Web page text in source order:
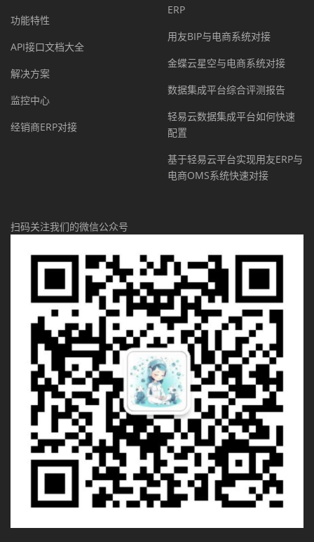
功能特性
API接口文档大全
解决方案
监控中心
经销商ERP对接
ERP
用友BIP与电商系统对接
金蝶云星空与电商系统对接
数据集成平台综合评测报告
轻易云数据集成平台如何快速
配置
基于轻易云平台实现用友ERP与
电商OMS系统快速对接
扫码关注我们的微信公众号